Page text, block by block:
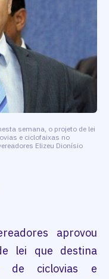
semana, o projeto de lei
e ciclofaixas no
Elizeu Dionísio
aprovou
lei que destina
de ciclovias e